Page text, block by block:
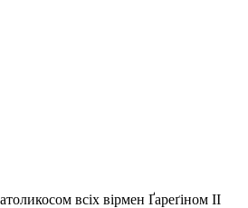
всіх вірмен Ґареґіном II